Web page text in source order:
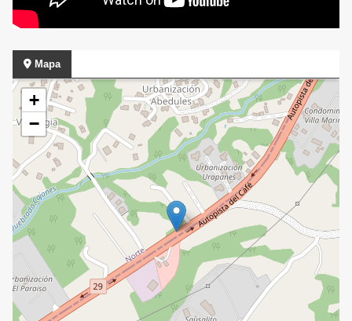
Mapa
+
−